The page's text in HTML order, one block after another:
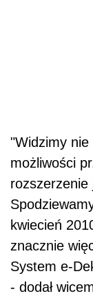
"Widzimy
możliwości
rozszerzenie
kwiecień
znacznie
System e-
- dodał